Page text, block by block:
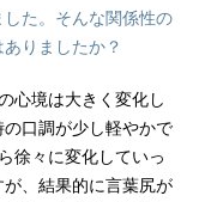
上條智也（projec
章紀（三嶋編集
作：projectNo.9
恋人」オーイシマ
＆季節2026春アニ
た。そんな関係性の
りましたか？
心境は大きく変化し
口調が少し軽やかで
徐々に変化していっ
、結果的に言葉尻が